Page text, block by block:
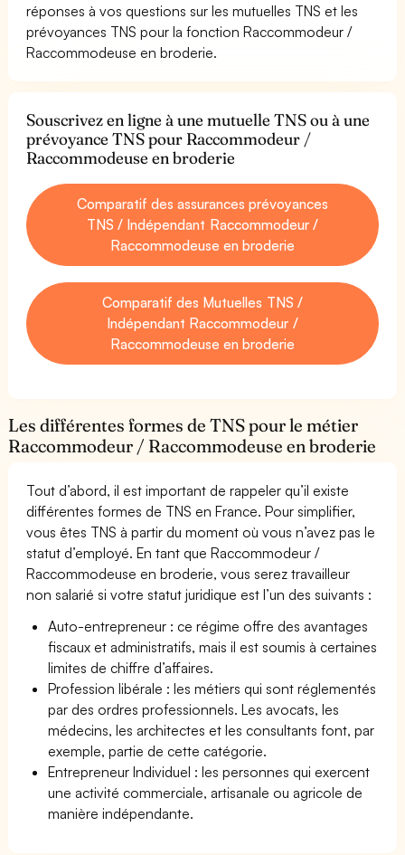
réponses à vos questions sur les mutuelles TNS et les
prévoyances TNS pour la fonction Raccommodeur /
Raccommodeuse en broderie.
Souscrivez en ligne à une mutuelle TNS ou à une
prévoyance TNS pour Raccommodeur /
Raccommodeuse en broderie
Comparatif des assurances prévoyances
TNS / Indépendant Raccommodeur /
Raccommodeuse en broderie
Comparatif des Mutuelles TNS /
Indépendant Raccommodeur /
Raccommodeuse en broderie
Les différentes formes de TNS pour le métier
Raccommodeur / Raccommodeuse en broderie
Tout d’abord, il est important de rappeler qu’il existe
différentes formes de TNS en France. Pour simplifier,
vous êtes TNS à partir du moment où vous n’avez pas le
statut d’employé. En tant que Raccommodeur /
Raccommodeuse en broderie, vous serez travailleur
non salarié si votre statut juridique est l’un des suivants :
Auto-entrepreneur : ce régime offre des avantages
fiscaux et administratifs, mais il est soumis à certaines
limites de chiffre d’affaires.
Profession libérale : les métiers qui sont réglementés
par des ordres professionnels. Les avocats, les
médecins, les architectes et les consultants font, par
exemple, partie de cette catégorie.
Entrepreneur Individuel : les personnes qui exercent
une activité commerciale, artisanale ou agricole de
manière indépendante.